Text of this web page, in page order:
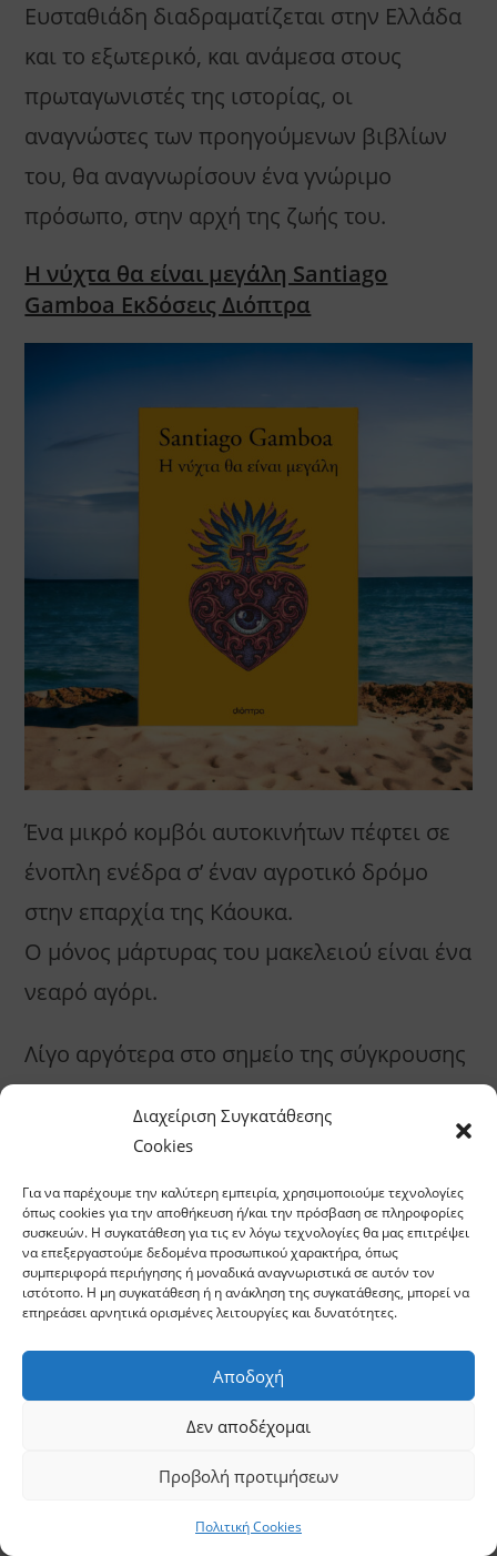
Διαχείριση Συγκατάθεσης
Cookies
Για να παρέχουμε την καλύτερη εμπειρία, χρησιμοποιούμε τεχνολογίες
όπως cookies για την αποθήκευση ή/και την πρόσβαση σε πληροφορίες
συσκευών. Η συγκατάθεση για τις εν λόγω τεχνολογίες θα μας επιτρέψει
να επεξεργαστούμε δεδομένα προσωπικού χαρακτήρα, όπως
συμπεριφορά περιήγησης ή μοναδικά αναγνωριστικά σε αυτόν τον
ιστότοπο. Η μη συγκατάθεση ή η ανάκληση της συγκατάθεσης, μπορεί να
επηρεάσει αρνητικά ορισμένες λειτουργίες και δυνατότητες.
Αποδοχή
Δεν αποδέχομαι
Προβολή προτιμήσεων
Πολιτική Cookies
Ευσταθιάδη διαδραματίζεται στην Ελλάδα
και το εξωτερικό, και ανάμεσα στους
πρωταγωνιστές της ιστορίας, οι
αναγνώστες των προηγούμενων βιβλίων
του, θα αναγνωρίσουν ένα γνώριμο
πρόσωπο, στην αρχή της ζωής του.
Η νύχτα θα είναι μεγάλη Santiago
Gamboa Εκδόσεις Διόπτρα
Ένα μικρό κομβόι αυτοκινήτων πέφτει σε
ένοπλη ενέδρα σ’ έναν αγροτικό δρόμο
στην επαρχία της Κάουκα.
Ο μόνος μάρτυρας του μακελειού είναι ένα
νεαρό αγόρι.
Λίγο αργότερα στο σημείο της σύγκρουσης
όλα τα ίχνη έχουν εξαφανιστεί – από τα
χτυπημένα αυτοκίνητα και τα πτώματα
Είναι λες και τίποτε δεν συνέβη ποτέ εκεί.
Μια ανώνυμη καταγγελία γίνεται αιτία να
ξεκινήσει η έρευνα.
Ένας εισαγγελέας, μια τολμηρή
δημοσιογράφος και η βοηθός της
αναζητούν με κάθε κόστος την αλήθεια.
Αλλά κανένα στόμα δεν ανοίγει και σ’ αυτή
την περιοχή, ένα από τα μεγαλύτερα